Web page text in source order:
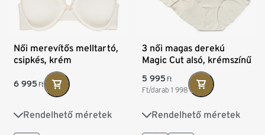
Női merevítős melltartó,
csipkés, krém
6 995 Ft
Rendelhető méretek
75B 80B 80C
3 női magas derekú
Magic Cut alsó, krémszínű
5 995 Ft
Ft/darab 1 998
Rendelhető méretek
XS 32/34 S 36/38